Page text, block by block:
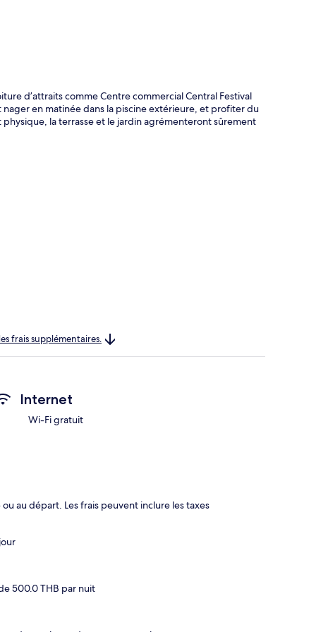
d’attraits comme Centre commercial Central Festival
en matinée dans la piscine extérieure, et profiter du
la terrasse et le jardin agrémenteront sûrement
frais supplémentaires.
Internet
Wi-Fi gratuit
au départ. Les frais peuvent inclure les taxes
500.0 THB par nuit